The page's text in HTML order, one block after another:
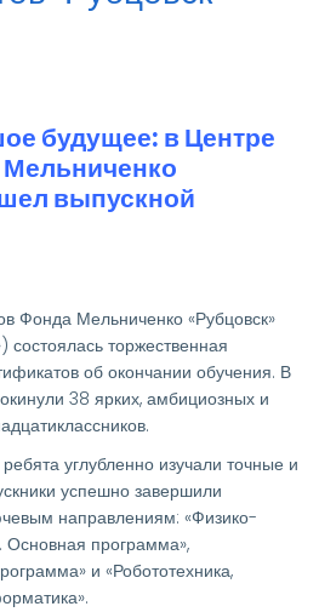
будущее: в Центре
выпускной
Фонда Мельниченко «Рубцовск»
состоялась торжественная
об окончании обучения. В
38 ярких, амбициозных и
углубленно изучали точные и
успешно завершили
направлениям: «Физико-
Основная программа»,
и «Робототехника,